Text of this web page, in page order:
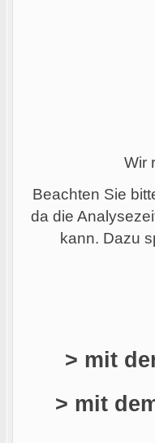
Wir
Beachten Sie
da die
kann. Dazu
> mit
> mit